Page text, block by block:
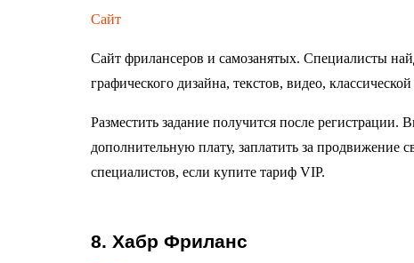
Сайт
Сайт фрилансеров и самозанятых. Специалисты
графического дизайна, текстов, видео,
Разместить задание получится после регистрации.
дополнительную плату, заплатить за продвижение
специалистов, если купите тариф VIP.
8. Хабр Фриланс